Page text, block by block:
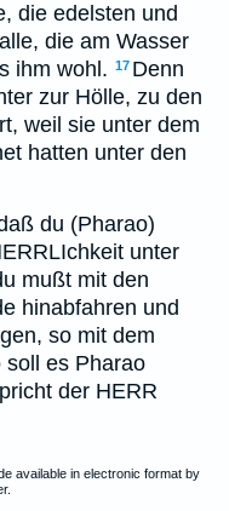
die edelsten und
die am Wasser
ihm wohl. 17 Denn
zur Hölle, zu den
weil sie unter dem
hatten unter den
du (Pharao)
unter
mußt mit den
hinabfahren und
so mit dem
soll es Pharao
der HERR
available in electronic format by